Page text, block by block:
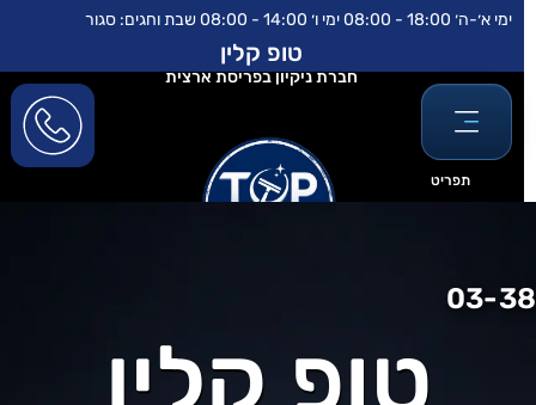
לתוכן
ימי א׳-ה׳ 18:00 - 08:00 ימי ו׳ 14:00 - 08:00 שבת וחגים: סגור
תפריט
טופ קלין
חברת ניקיון בפריסת ארצית
03-
טופ קלין